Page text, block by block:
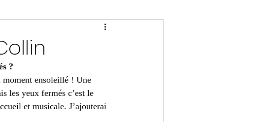
?
ensoleillé ! Une
les yeux fermés c’est le
et musicale. J’ajouterai